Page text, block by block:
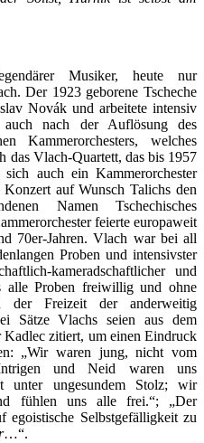
Musiker, heute nur
Der 1923 geborene Tscheche
Novák und arbeitete intensiv
nach der Auflösung des
Kammerorchesters, welches
das Vlach-Quartett, das bis 1957
auch ein Kammerorchester
auf Wunsch Talichs den
Namen Tschechisches
feierte europaweit
70er-Jahren. Vlach war bei all
Proben und intensivster
kameradschaftlicher und
alle Proben freiwillig und ohne
der Freizeit der anderweitig
Sätze Vlachs seien aus dem
zitiert, um einen Eindruck
„Wir waren jung, nicht vom
Intrigen und Neid waren uns
ungesundem Stolz; wir
fühlen uns alle frei.“; „Der
egoistische Selbstgefälligkeit zu
…“.